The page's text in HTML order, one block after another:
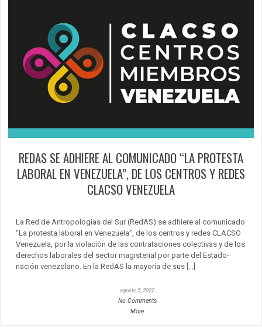
REDAS SE ADHIERE AL COMUNICADO “LA PROTESTA
LABORAL EN VENEZUELA”, DE LOS CENTROS Y REDES
CLACSO VENEZUELA
La Red de Antropologías del Sur (RedAS) se adhiere al comunicado
“La protesta laboral en Venezuela”, de los centros y redes CLACSO
Venezuela, por la violación de las contrataciones colectivas y de los
derechos laborales del sector magisterial por parte del Estado-
nación venezolano. En la RedAS la mayoría de sus […]
agosto 5, 2022
No Comments
More